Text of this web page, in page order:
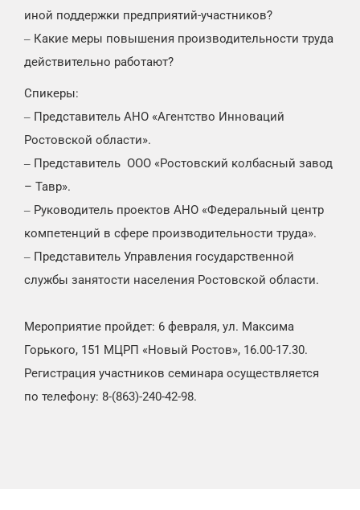
иной поддержки предприятий-участников?
– Какие меры повышения производительности труда
действительно работают?
Спикеры:
– Представитель АНО «Агентство Инноваций
Ростовской области».
– Представитель ООО «Ростовский колбасный завод
– Тавр».
– Руководитель проектов АНО «Федеральный центр
компетенций в сфере производительности труда».
– Представитель Управления государственной
службы занятости населения Ростовской области.
Мероприятие пройдет: 6 февраля, ул. Максима
Горького, 151 МЦРП «Новый Ростов», 16.00-17.30.
Регистрация участников семинара осуществляется
по телефону: 8-(863)-240-42-98.